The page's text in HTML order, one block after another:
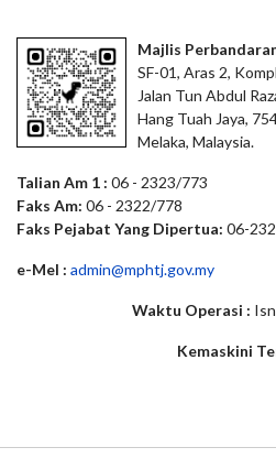
Majlis
SF-01, Aras 2,
Jalan Tun Abdul
Hang Tuah Jaya,
Melaka, Malaysia.
Talian Am 1 : 06 - 2323/773
Faks Am: 06 - 2322/778
Faks Pejabat Yang Dipertua: 06-
e-Mel : admin@mphtj.gov.my
Waktu Operasi :
Kemaskini